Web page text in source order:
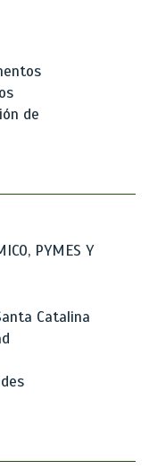
de
PYMES Y
Catalina